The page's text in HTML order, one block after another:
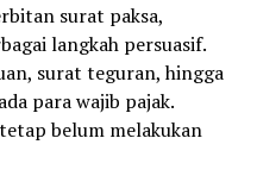
surat paksa,
langkah persuasif.
surat teguran, hingga
para wajib pajak.
belum melakukan